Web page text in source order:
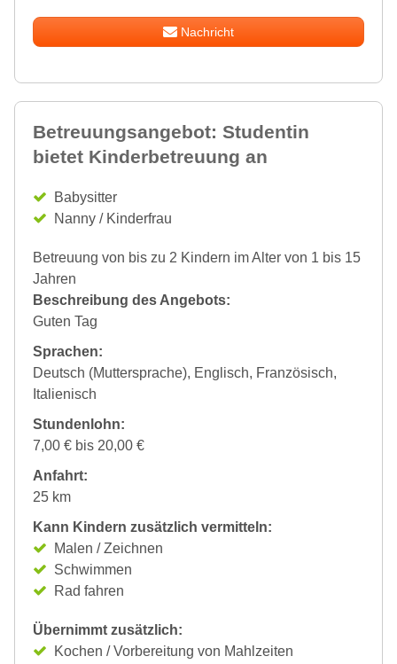
Nachricht
Betreuungsangebot: Studentin
bietet Kinderbetreuung an
Babysitter
Nanny / Kinderfrau
Betreuung von bis zu 2 Kindern im Alter von 1 bis 15
Jahren
Beschreibung des Angebots:
Guten Tag
Sprachen:
Deutsch (Muttersprache), Englisch, Französisch,
Italienisch
Stundenlohn:
7,00 € bis 20,00 €
Anfahrt:
25 km
Kann Kindern zusätzlich vermitteln:
Malen / Zeichnen
Schwimmen
Rad fahren
Übernimmt zusätzlich:
Kochen / Vorbereitung von Mahlzeiten